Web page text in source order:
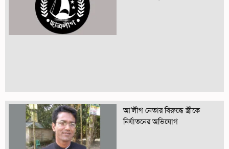
আ’লীগ নেতার বিরুদ্ধে স্ত্রীকে
নির্যাতনের অভিযোগ